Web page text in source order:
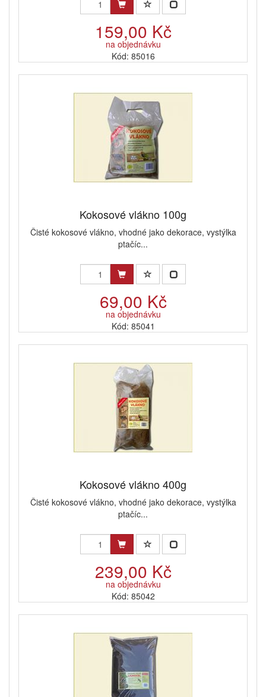
159,00 Kč
na objednávku
Kód: 85016
Kokosové vlákno 100g
Čisté kokosové vlákno, vhodné jako dekorace, vystýlka
ptačíc...
69,00 Kč
na objednávku
Kód: 85041
Kokosové vlákno 400g
Čisté kokosové vlákno, vhodné jako dekorace, vystýlka
ptačíc...
239,00 Kč
na objednávku
Kód: 85042